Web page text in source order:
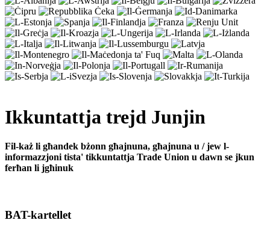
Ikkuntattja trejd Junjin
Fil-każ li għandek bżonn għajnuna, għajnuna u / jew l-
informazzjoni tista' tikkuntattja Trade Union u dawn se jkun
ferħan li jgħinuk
BAT-kartellet